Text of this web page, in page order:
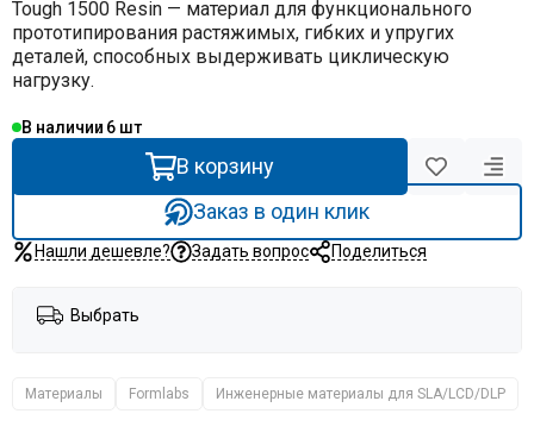
Tough 1500 Resin — материал для функционального
прототипирования растяжимых, гибких и упругих
деталей, способных выдерживать циклическую
нагрузку.
В наличии 6
В корзину
Заказ в один клик
Нашли дешевле? Задать вопрос Поделиться
Выбрать
Материалы Formlabs Инженерные материалы для SLA/LCD/DLP